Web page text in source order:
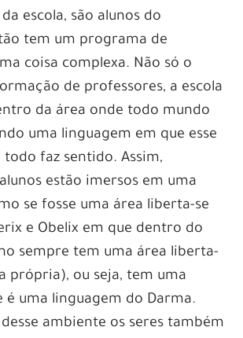
escola, são alunos do
tem um programa de
coisa complexa. Não só o
de professores, a escola
da área onde todo mundo
uma linguagem em que esse
faz sentido. Assim,
estão imersos em uma
se fosse uma área liberta-se
e Obelix em que dentro do
sempre tem uma área liberta-
própria), ou seja, tem uma
é uma linguagem do Darma.
ambiente os seres também